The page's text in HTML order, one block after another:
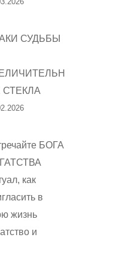
СУДЬБЫ
СТЕКЛА
БОГА
как
в
жизнь
и